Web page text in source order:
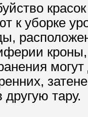
к уборке
тару.